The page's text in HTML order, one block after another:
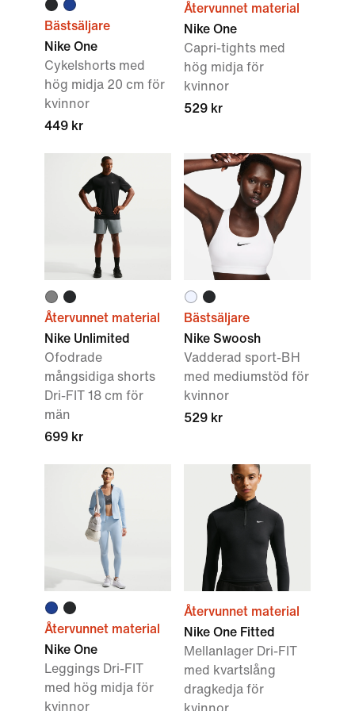
Bästsäljare
Nike One
Cykelshorts med
hög midja 20 cm för
kvinnor
449 kr
Återvunnet material
Nike One
Capri-tights med
hög midja för
kvinnor
529 kr
Återvunnet material
Nike Unlimited
Ofodrade
mångsidiga shorts
Dri-FIT 18 cm för
män
699 kr
Bästsäljare
Nike Swoosh
Vadderad sport-BH
med mediumstöd för
kvinnor
529 kr
Återvunnet material
Nike One
Leggings Dri-FIT
med hög midja för
kvinnor
Återvunnet material
Nike One Fitted
Mellanlager Dri-FIT
med kvartslång
dragkedja för
kvinnor